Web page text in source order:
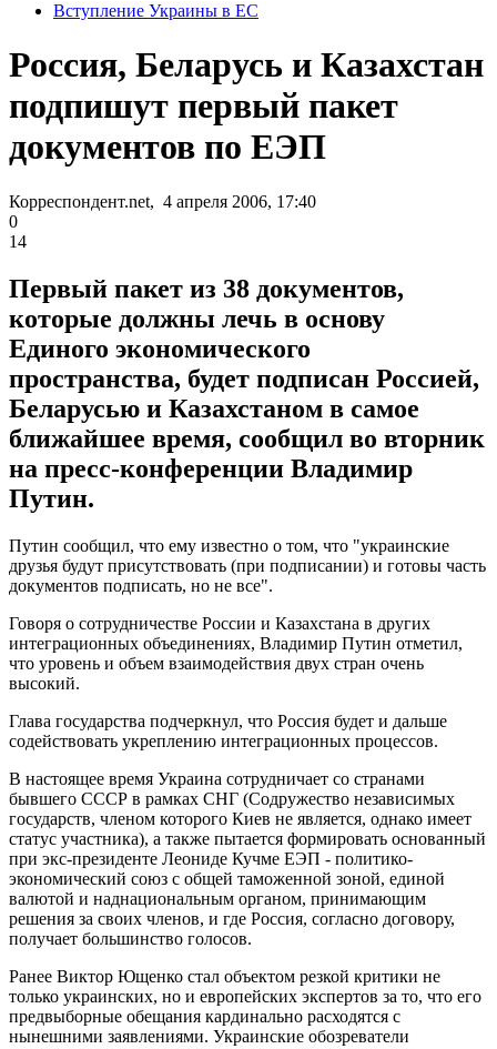
Вступление Украины в ЕС
Россия, Беларусь и Казахстан
подпишут первый пакет
документов по ЕЭП
Корреспондент.net, 4 апреля 2006, 17:40
0
14
Первый пакет из 38 документов,
которые должны лечь в основу
Единого экономического
пространства, будет подписан Россией,
Беларусью и Казахстаном в самое
ближайшее время, сообщил во вторник
на пресс-конференции Владимир
Путин.
Путин сообщил, что ему известно о том, что "украинские
друзья будут присутствовать (при подписании) и готовы часть
документов подписать, но не все".
Говоря о сотрудничестве России и Казахстана в других
интеграционных объединениях, Владимир Путин отметил,
что уровень и объем взаимодействия двух стран очень
высокий.
Глава государства подчеркнул, что Россия будет и дальше
содействовать укреплению интеграционных процессов.
В настоящее время Украина сотрудничает со странами
бывшего СССР в рамках СНГ (Содружество независимых
государств, членом которого Киев не является, однако имеет
статус участника), а также пытается формировать основанный
при экс-президенте Леониде Кучме ЕЭП - политико-
экономический союз с общей таможенной зоной, единой
валютой и наднациональным органом, принимающим
решения за своих членов, и где Россия, согласно договору,
получает большинство голосов.
Ранее Виктор Ющенко стал объектом резкой критики не
только украинских, но и европейских экспертов за то, что его
предвыборные обещания кардинально расходятся с
нынешними заявлениями. Украинские обозреватели